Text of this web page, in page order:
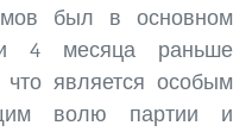
был в основном
4 месяца раньше
что является особым
волю партии и